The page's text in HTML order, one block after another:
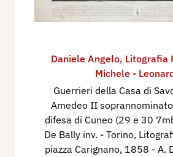
Daniele Angelo, Litografia
Michele -
Guerrieri della Casa di
Amedeo II
difesa di Cuneo (29 e 30
De Bally inv. - Torino,
piazza Carignano, 1858 - A.